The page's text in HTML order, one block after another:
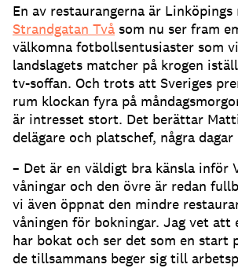
En av restaurangerna är Linköpings
Strandgatan Två som nu ser fram
välkomna fotbollsentusiaster som
landslagets matcher på krogen
tv-soffan. Och trots att Sveriges
rum klockan fyra på
är intresset stort. Det berättar
delägare och platschef, några
– Det är en väldigt bra känsla inför
våningar och den övre är redan
vi även öppnat den mindre
våningen för bokningar. Jag vet att
har bokat och ser det som en start
de tillsammans beger sig till